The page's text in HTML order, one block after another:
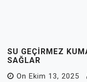
SU GEÇIRMEZ
SAĞLAR
On Ekim 13, 2025